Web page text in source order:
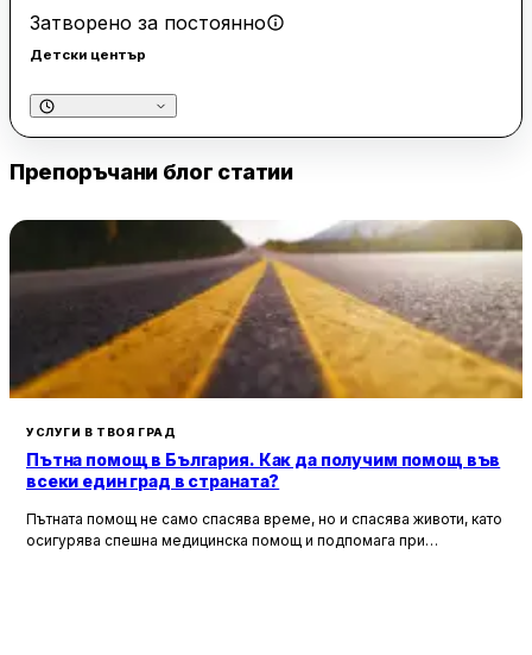
Затворено за постоянно
Детски център
Препоръчани блог статии
УСЛУГИ В ТВОЯ ГРАД
Пътна помощ в България. Как да получим помощ във
всеки един град в страната?
Пътната помощ не само спасява време, но и спасява животи, като
осигурява спешна медицинска помощ и подпомага при